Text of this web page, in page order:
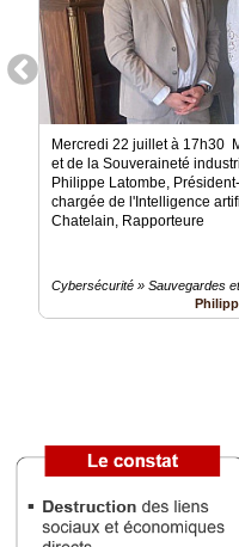
Agenda
Gazette
Médias
groupe
Inscription
Mercredi 22 juillet à 17h30
et de la Souveraineté
Philippe Latombe,
chargée de l'Intelligence
Chatelain, Rapporteure
Cybersécurité » Sauvegardes